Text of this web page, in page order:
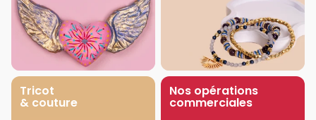
Tricot
& couture
Nos opérations
commerciales